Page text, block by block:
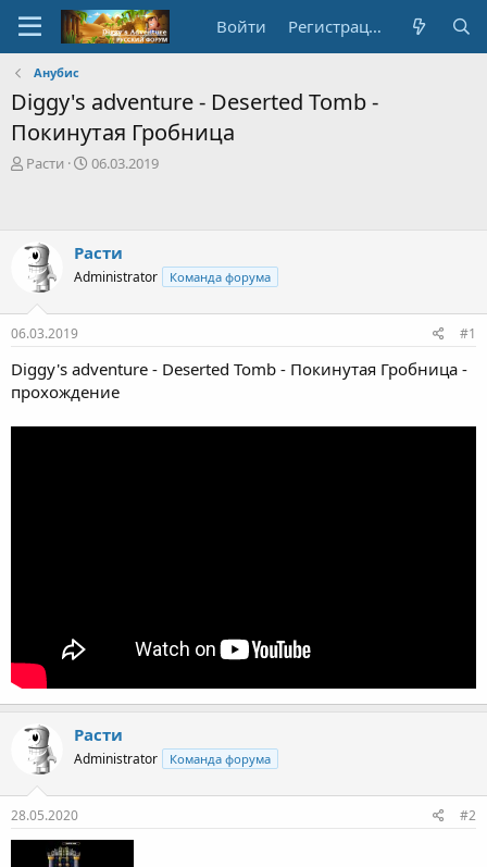
Войти Регистрация
Анубис
Diggy's adventure - Deserted Tomb -
Покинутая Гробница
А
т
е
м
ы
Расти
Д
о
з
а
я
06.03.2019
Расти
Administrator Команда форума
06.03.2019 #1
Diggy's adventure - Deserted Tomb - Покинутая Гробница -
прохождение
Расти
Administrator Команда форума
28.05.2020 #2